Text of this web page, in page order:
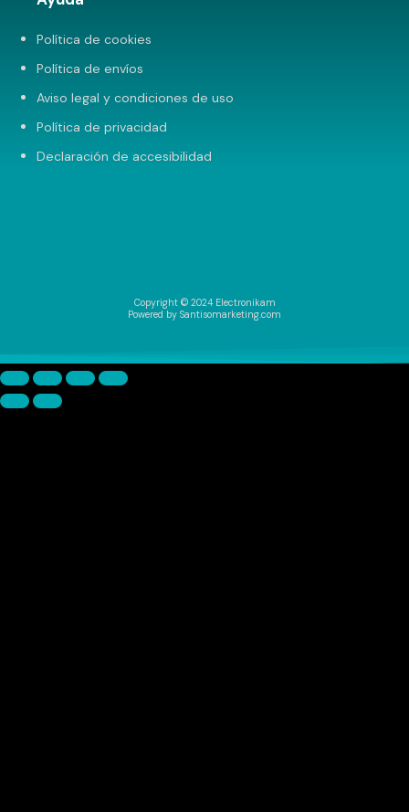
Política de cookies
Política de envíos
Aviso legal y condiciones de uso
Política de privacidad
Declaración de accesibilidad
Copyright © 2024 Electronikam
Powered by Santisomarketing.com